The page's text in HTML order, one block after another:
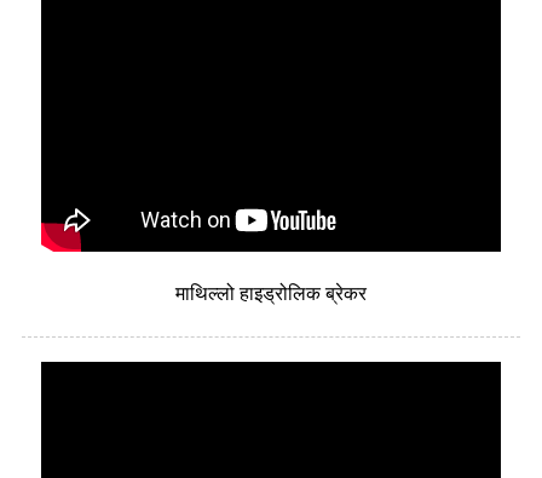
माथिल्लो हाइड्रोलिक ब्रेकर